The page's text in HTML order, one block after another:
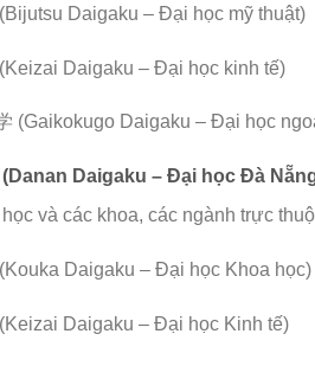
Daigaku – Đại học mỹ thuật)
Daigaku – Đại học kinh tế)
(Gaikokugo Daigaku – Đại học
(Danan Daigaku – Đại học Đà
và các khoa, các ngành trực
Daigaku – Đại học Khoa học)
Daigaku – Đại học Kinh tế)